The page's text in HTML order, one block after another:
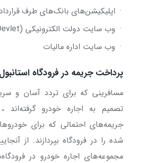
· اپلیکیشن‌های بانک‌های طرف
· وب سایت دولت الکترونیکی (
· وب سایت اداره مالیات
پرداخت جریمه در فرودگاه استانبول
مسافرینی که برای تردد آسان و
تصمیم به اجاره خودرو گرفته‌اند
جریمه‌های احتمالی که برای
شده را در فرودگاه بپردازند. از
مجموعه‌های اجاره خودرو در